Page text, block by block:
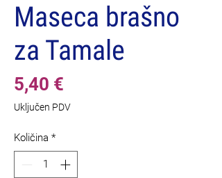
Maseca brašno
za Tamale
5,40 €
Uključen PDV
Količina *